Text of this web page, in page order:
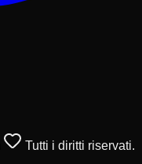
Tutti i diritti riservati.